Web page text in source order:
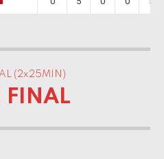
(2x25MIN)
FINAL